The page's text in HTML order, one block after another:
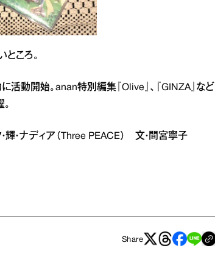
ころ。
動開始。anan特別編集『Olive』、『GINZA』など
・ナディア（Three PEACE） 文・間宮寧子
Share